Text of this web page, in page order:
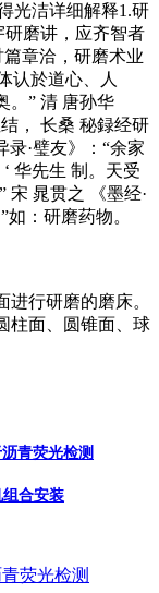
光洁详细解释1.研
研磨讲，应齐智者
章洽，研磨术业
认於道心、人
。” 清 唐孙华
， 长桑 秘録经研
录·璧友》：“余家
华先生 制。天受
宋 晁贯之 《墨经·
：研磨药物。
行研磨的磨床。
柱面、圆锥面、球
青荧光检测
合安装
荧光检测